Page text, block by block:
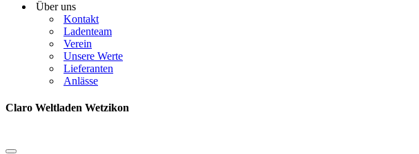
Über uns
Kontakt
Ladenteam
Verein
Unsere Werte
Lieferanten
Anlässe
Claro Weltladen Wetzikon